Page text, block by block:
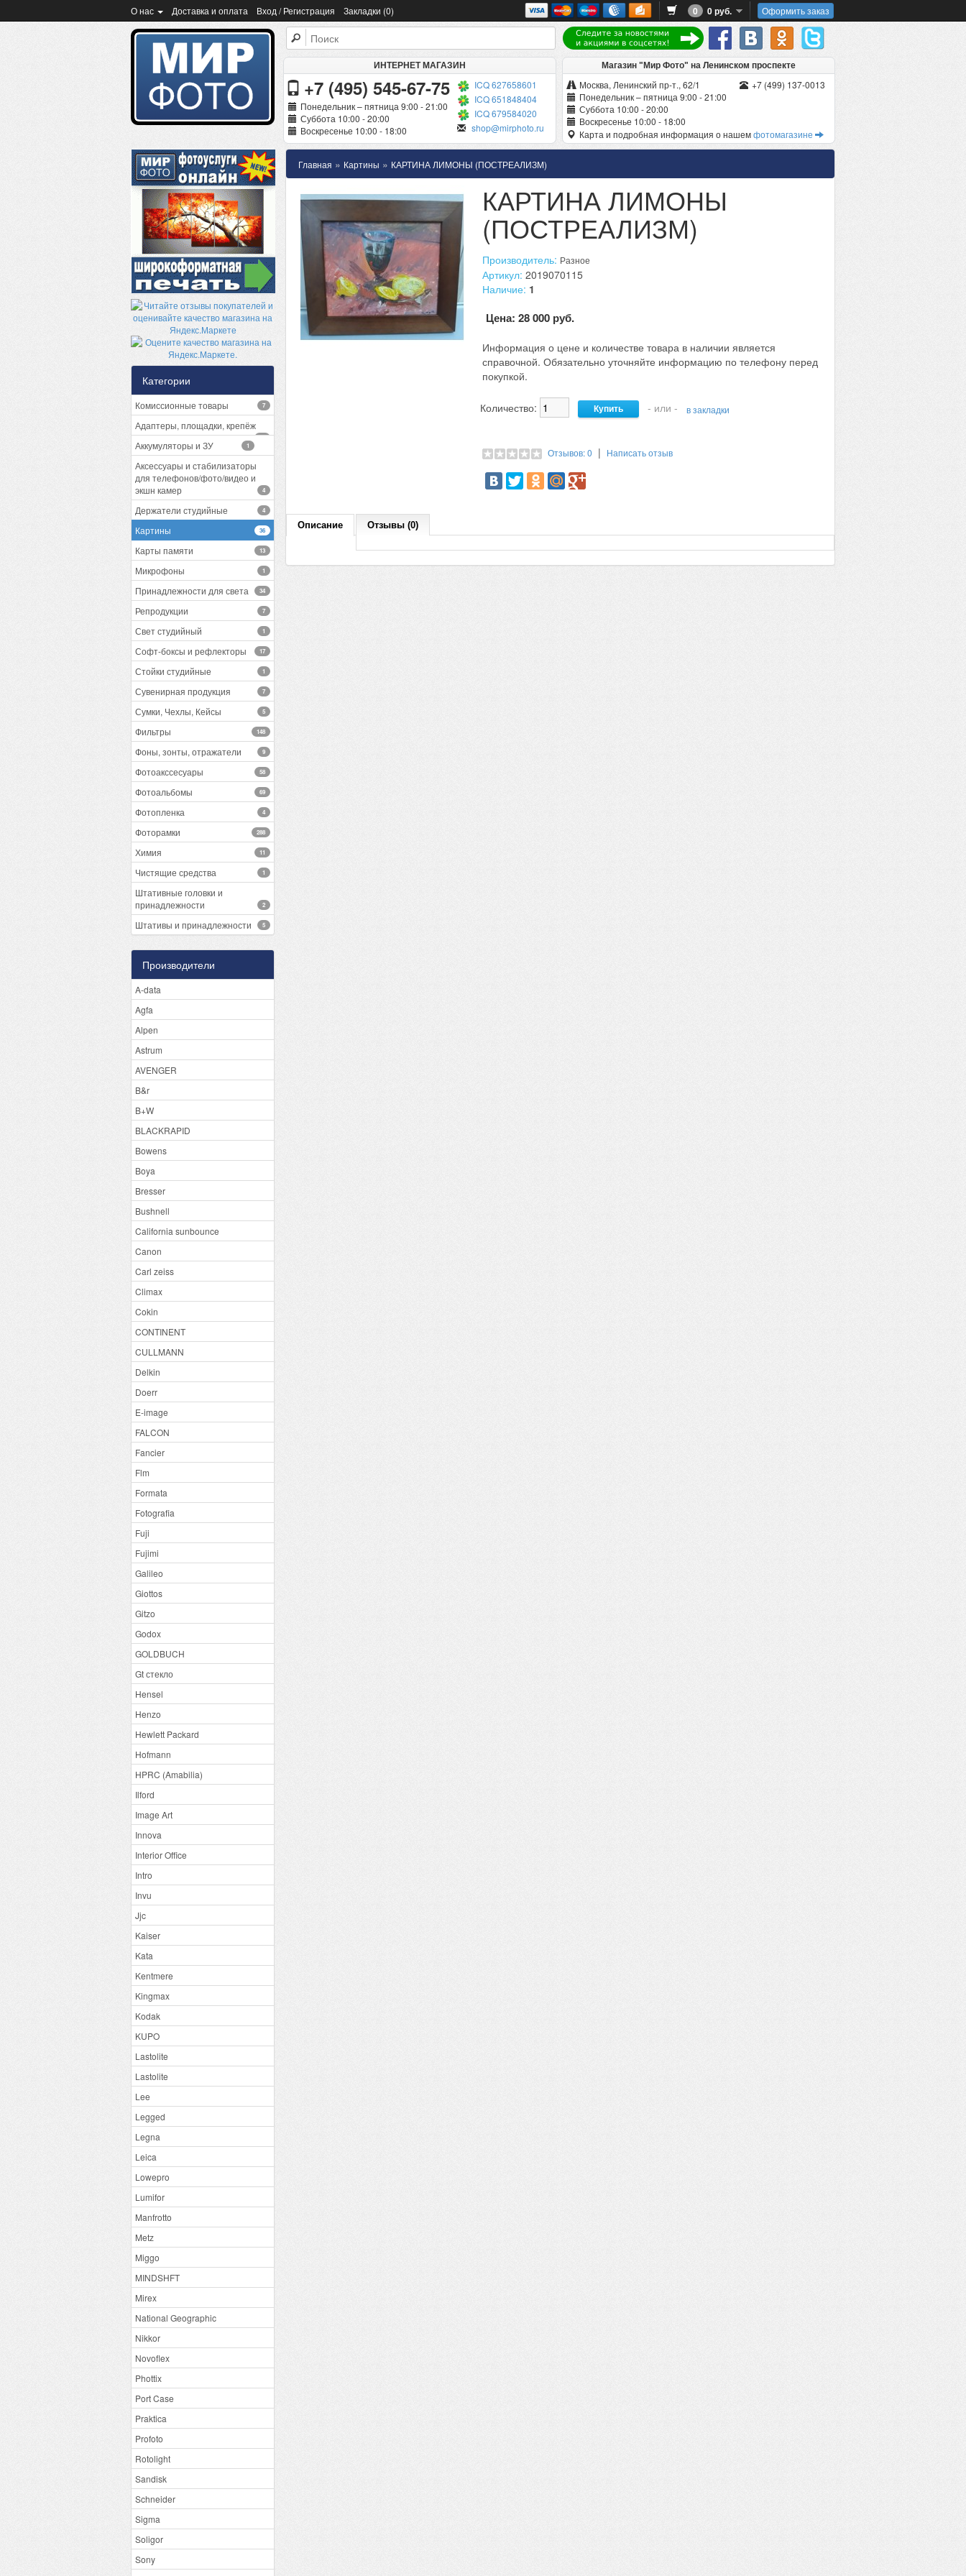
О нас Доставка и оплата Вход / Регистрация Закладки (0) Оформить заказ
0 0 руб.
Магазин "Мир Фото" на Ленинском проспекте
Москва, Ленинский пр-т., 62/1
Понедельник – пятница 9:00 - 21:00
Суббота 10:00 - 20:00
Воскресенье 10:00 - 18:00
+7 (499) 137-0013
Карта и подробная информация о нашемфотомагазине
ИНТЕРНЕТ МАГАЗИН
+7 (495) 545-67-75
Понедельник – пятница 9:00 - 21:00
Суббота 10:00 - 20:00
Воскресенье 10:00 - 18:00
ICQ 627658601
ICQ 651848404
ICQ 679584020
shop@mirphoto.ru
Категории
Комиссионные товары 7
Адаптеры, площадки, крепёж
13
Аккумуляторы и ЗУ 1
Аксессуары и стабилизаторы
для телефонов/фото/видео и
экшн камер
4
Держатели студийные 4
Картины 36
Карты памяти 13
Микрофоны 1
Принадлежности для света 34
Репродукции 7
Свет студийный 1
Софт-боксы и рефлекторы 17
Стойки студийные 1
Сувенирная продукция 7
Сумки, Чехлы, Кейсы 5
Фильтры 148
Фоны, зонты, отражатели 9
Фотоакссесуары 58
Фотоальбомы 69
Фотопленка 4
Фоторамки 288
Химия 11
Чистящие средства 1
Штативные головки и
принадлежности
2
Штативы и принадлежности 5
Производители
A-data
Agfa
Alpen
Astrum
AVENGER
B&r
B+W
BLACKRAPID
Bowens
Boya
Bresser
Bushnell
California sunbounce
Canon
Carl zeiss
Climax
Cokin
CONTINENT
CULLMANN
Delkin
Doerr
E-image
FALCON
Fancier
Flm
Formata
Fotografia
Fuji
Fujimi
Galileo
Giottos
Gitzo
Godox
GOLDBUCH
Gt стекло
Hensel
Henzo
Hewlett Packard
Hofmann
HPRC (Amabilia)
Ilford
Image Art
Innova
Interior Office
Intro
Invu
Jjc
Kaiser
Kata
Kentmere
Kingmax
Kodak
KUPO
Lastolite
Lastolite
Lee
Legged
Legna
Leica
Lowepro
Lumifor
Manfrotto
Metz
Miggo
MINDSHFT
Mirex
National Geographic
Nikkor
Novoflex
Phottix
Port Case
Praktica
Profoto
Rotolight
Sandisk
Schneider
Sigma
Soligor
Sony
Главная » Картины » КАРТИНА ЛИМОНЫ (ПОСТРЕАЛИЗМ)
КАРТИНА ЛИМОНЫ
(ПОСТРЕАЛИЗМ)
Производитель: Разное
Артикул: 2019070115
Наличие: 1
Цена: 28 000 руб.
Информация о цене и количестве товара в наличии является
справочной. Обязательно уточняйте информацию по телефону перед
покупкой.
Количество: - или - в закладки
Отзывов: 0 | Написать отзыв
Описание Отзывы (0)